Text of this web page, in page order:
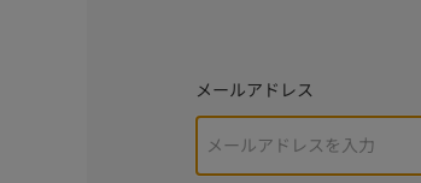
メールアドレス